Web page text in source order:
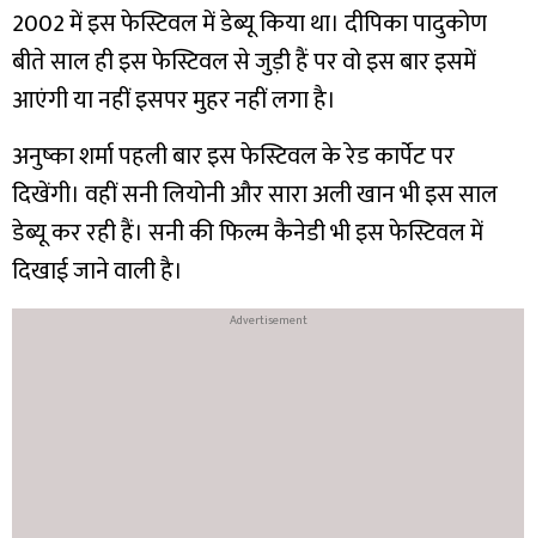
2002 में इस फेस्टिवल में डेब्यू किया था। दीपिका पादुकोण
बीते साल ही इस फेस्टिवल से जुड़ी हैं पर वो इस बार इसमें
आएंगी या नहीं इसपर मुहर नहीं लगा है।
अनुष्का शर्मा पहली बार इस फेस्टिवल के रेड कार्पेट पर
दिखेंगी। वहीं सनी लियोनी और सारा अली खान भी इस साल
डेब्यू कर रही हैं। सनी की फिल्म कैनेडी भी इस फेस्टिवल में
दिखाई जाने वाली है।